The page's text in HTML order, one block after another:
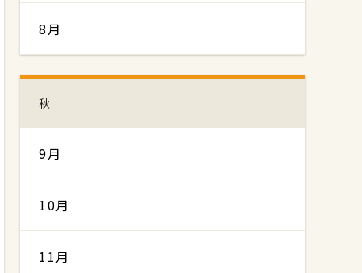
8月
秋
9月
10月
11月